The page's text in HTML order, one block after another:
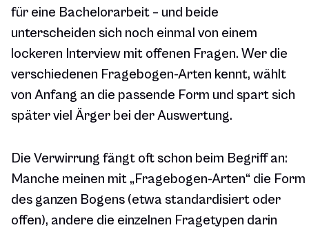
für eine Bachelorarbeit – und beide
unterscheiden sich noch einmal von einem
lockeren Interview mit offenen Fragen. Wer die
verschiedenen Fragebogen-Arten kennt, wählt
von Anfang an die passende Form und spart sich
später viel Ärger bei der Auswertung.
Die Verwirrung fängt oft schon beim Begriff an:
Manche meinen mit „Fragebogen-Arten“ die Form
des ganzen Bogens (etwa standardisiert oder
offen), andere die einzelnen Fragetypen darin